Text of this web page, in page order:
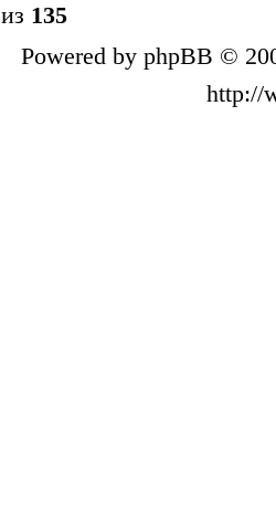
из 135
Powered by phpBB ©
http://